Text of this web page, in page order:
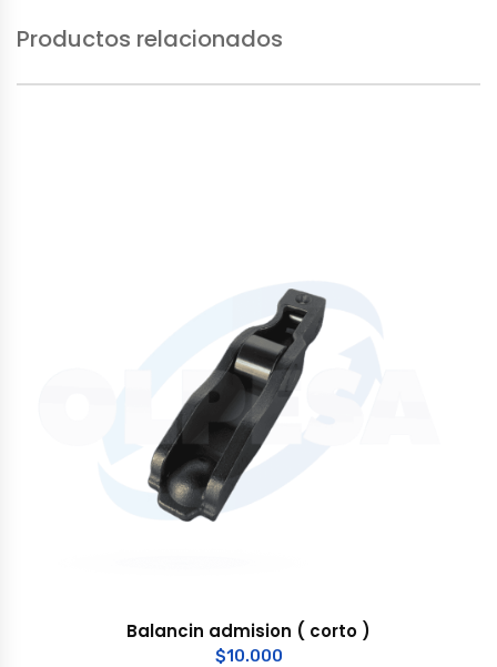
Productos relacionados
Balancin admision ( corto )
$10.000